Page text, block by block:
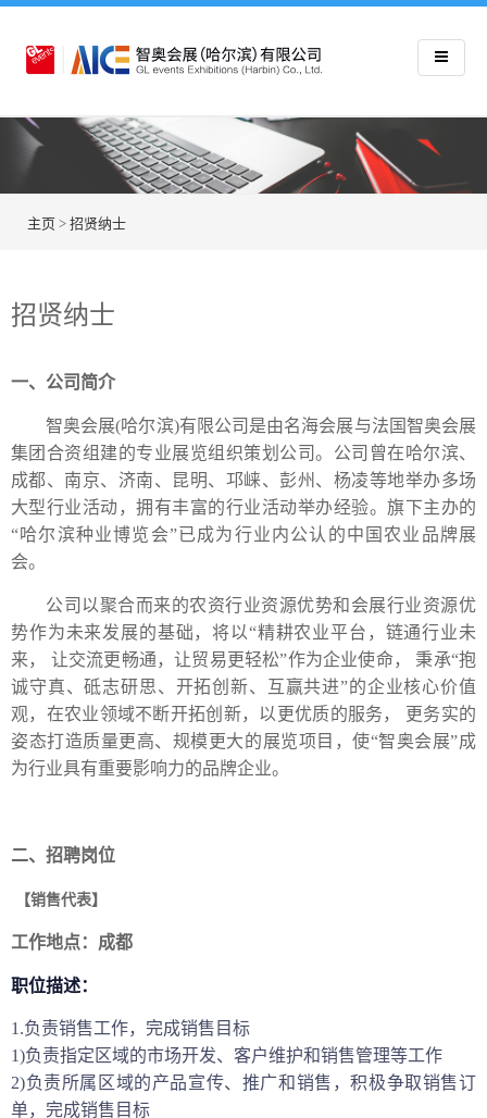
主页 > 招贤纳士
招贤纳士
一、公司简介
智奥会展(哈尔滨)有限公司是由名海会展与法国智奥会展
集团合资组建的专业展览组织策划公司。公司曾在哈尔滨、
成都、南京、济南、昆明、邛崃、彭州、杨凌等地举办多场
大型行业活动，拥有丰富的行业活动举办经验。旗下主办的
“哈尔滨种业博览会”已成为行业内公认的中国农业品牌展
会。
公司以聚合而来的农资行业资源优势和会展行业资源优
势作为未来发展的基础，将以“精耕农业平台，链通行业未
来， 让交流更畅通，让贸易更轻松”作为企业使命， 秉承“抱
诚守真、砥志研思、开拓创新、互赢共进”的企业核心价值
观，在农业领域不断开拓创新，以更优质的服务， 更务实的
姿态打造质量更高、规模更大的展览项目，使“智奥会展”成
为行业具有重要影响力的品牌企业。
二、 招聘岗位
【销售代表】
工作地点：成都
职位描述：
1.负责销售工作，完成销售目标
1)负责指定区域的市场开发、客户维护和销售管理等工作
2)负责所属区域的产品宣传、推广和销售，积极争取销售订
单，完成销售目标